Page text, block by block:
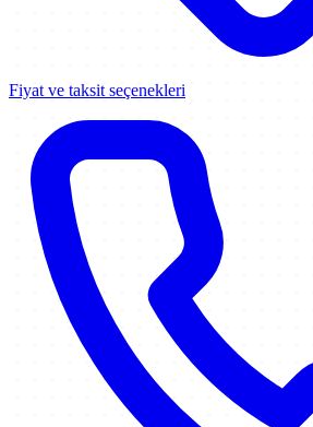
Fiyat ve taksit seçenekleri